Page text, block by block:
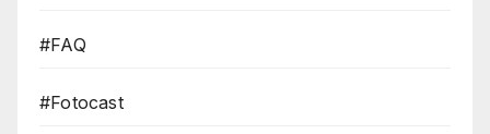
#FAQ
#Fotocast